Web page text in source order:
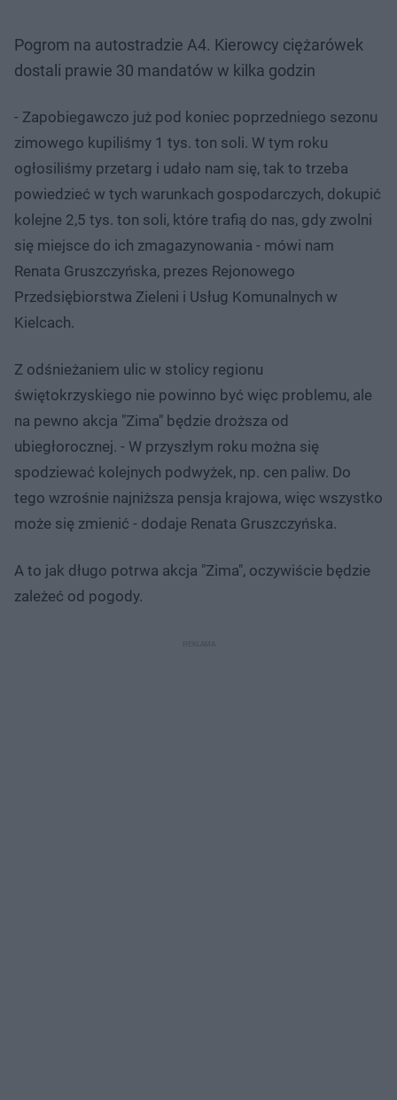
Pogrom na autostradzie A4. Kierowcy ciężarówek
dostali prawie 30 mandatów w kilka godzin
- Zapobiegawczo już pod koniec poprzedniego sezonu
zimowego kupiliśmy 1 tys. ton soli. W tym roku
ogłosiliśmy przetarg i udało nam się, tak to trzeba
powiedzieć w tych warunkach gospodarczych, dokupić
kolejne 2,5 tys. ton soli, które trafią do nas, gdy zwolni
się miejsce do ich zmagazynowania - mówi nam
Renata Gruszczyńska, prezes Rejonowego
Przedsiębiorstwa Zieleni i Usług Komunalnych w
Kielcach.
Z odśnieżaniem ulic w stolicy regionu
świętokrzyskiego nie powinno być więc problemu, ale
na pewno akcja "Zima" będzie droższa od
ubiegłorocznej. - W przyszłym roku można się
spodziewać kolejnych podwyżek, np. cen paliw. Do
tego wzrośnie najniższa pensja krajowa, więc wszystko
może się zmienić - dodaje Renata Gruszczyńska.
A to jak długo potrwa akcja "Zima", oczywiście będzie
zależeć od pogody.